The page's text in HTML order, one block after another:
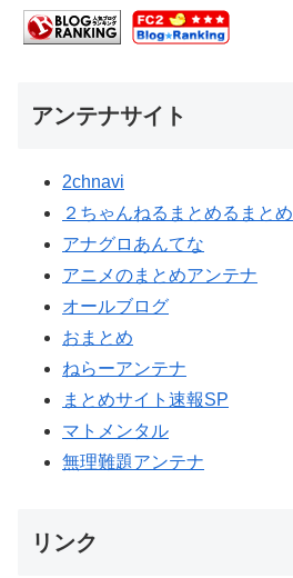
アンテナサイト
2chnavi
２ちゃんねるまとめるまとめ
アナグロあんてな
アニメのまとめアンテナ
オールブログ
おまとめ
ねらーアンテナ
まとめサイト速報SP
マトメンタル
無理難題アンテナ
リンク